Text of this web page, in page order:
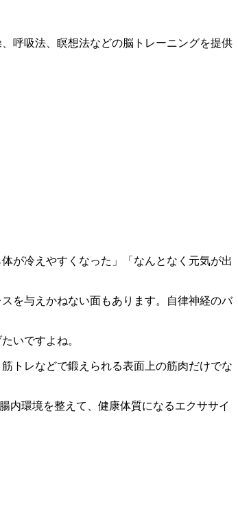
呼吸法、瞑想法などの脳トレーニングを提供
が冷えやすくなった」「なんとなく元気が出
を与えかねない面もあります。自律神経のバ
いですよね。
トレなどで鍛えられる表面上の筋肉だけでな
内環境を整えて、健康体質になるエクササイ